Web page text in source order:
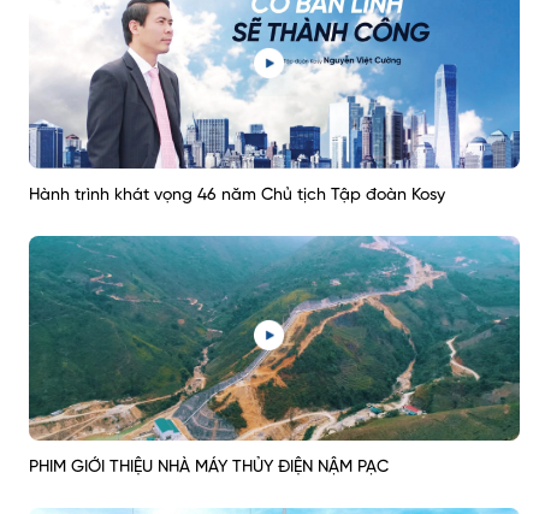
Hành trình khát vọng 46 năm Chủ tịch Tập đoàn Kosy
PHIM GIỚI THIỆU NHÀ MÁY THỦY ĐIỆN NẬM PẠC